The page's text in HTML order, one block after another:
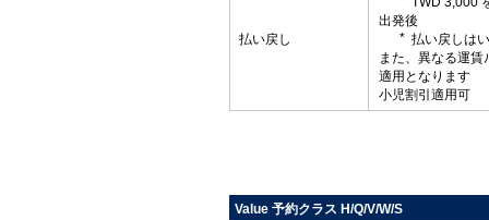
払い戻し
出発後
払い戻しは
また、異なる運
適用となります
小児割引適用可
Value 予約クラス H/Q/V/W/S